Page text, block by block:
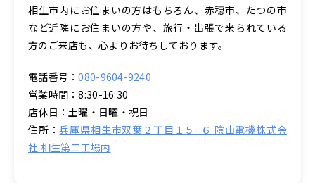
相生市内にお住まいの方はもちろん、赤穂市、たつの市
など近隣にお住まいの方や、旅行・出張で来られている
方のご来店も、心よりお待ちしております。
電話番号：080-9604-9240
営業時間：8:30-16:30
店休日：土曜・日曜・祝日
住所：兵庫県相生市双葉２丁目１５−６ 陰山電機株式会
社 相生第二工場内